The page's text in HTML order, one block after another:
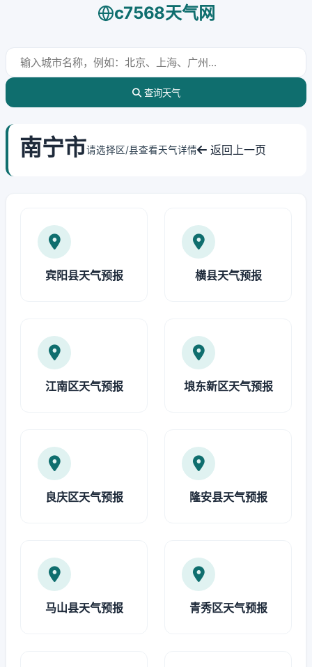
c7568天气网
查询天气
南宁市请选择区/县查看天气详情 返回上一页
宾阳县天气预报 横县天气预报
江南区天气预报 埌东新区天气预报
良庆区天气预报 隆安县天气预报
马山县天气预报 青秀区天气预报